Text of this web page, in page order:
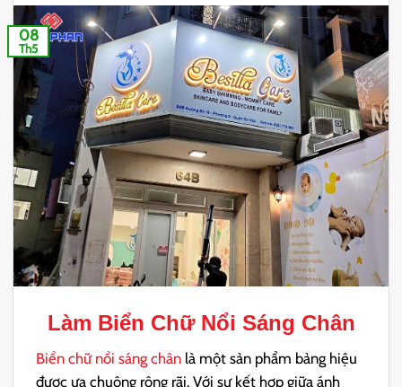
08
Th5
Làm Biển Chữ Nổi Sáng Chân
Biển chữ nổi sáng chân là một sản phẩm bảng hiệu
được ưa chuộng rộng rãi. Với sự kết hợp giữa ánh